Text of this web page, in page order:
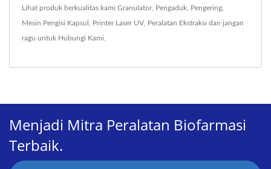
Lihat produk berkualitas kami Granulator, Pengaduk Pengering
Mesin Pengisi Kapsul Printer Laser UV Peralatan Ekstraksi dan jangan
ragu untuk Hubungi Kami
Menjadi Mitra Peralatan Biofarmasi
Terbaik.